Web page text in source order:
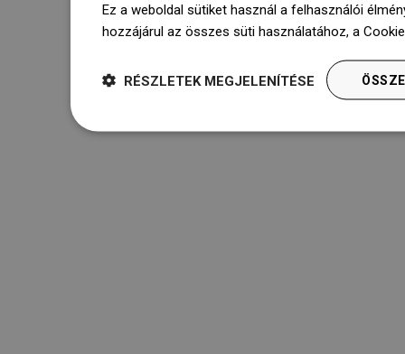
Ez a weboldal sütiket használ a felhasználói
hozzájárul az összes süti használatához, a
RÉSZLETEK MEGJELENÍTÉSE